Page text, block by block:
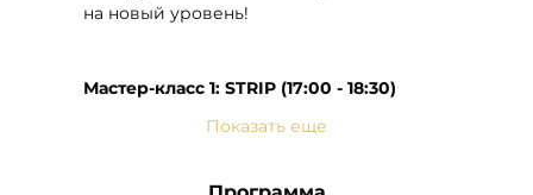
на новый уровень!
Мастер-класс 1: STRIP (17:00 - 18:30)
Показать еще